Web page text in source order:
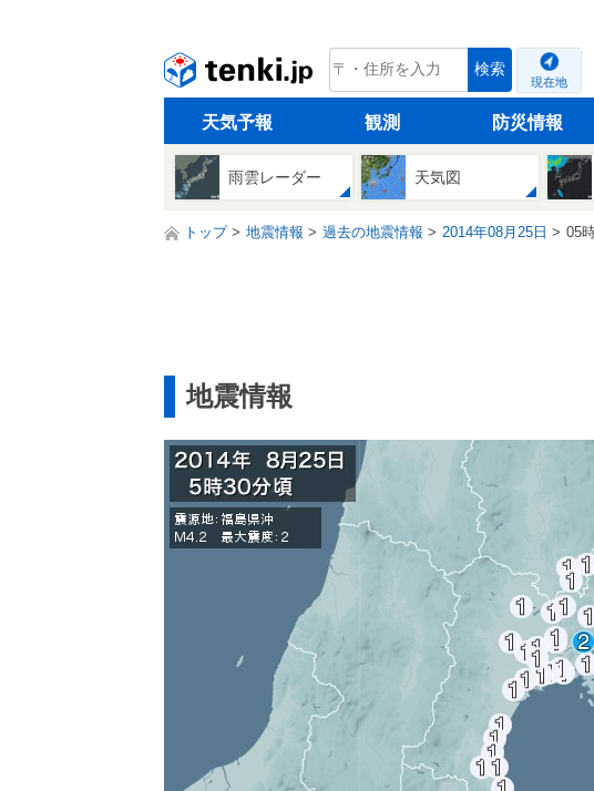
tenki.jp 検索
現在地
天気予報 観測 防災情報
雨雲レーダー 天気図
トップ 地震情報 過去の地震情報 2014年08月25日 05
地震情報